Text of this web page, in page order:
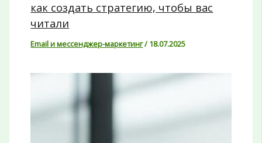
как создать стратегию, чтобы вас
читали
Email и мессенджер-маркетинг/ 18.07.2025